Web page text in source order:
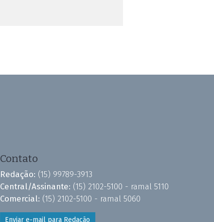
Contato
Redação: (15) 99789-3913
Central/Assinante: (15) 2102-5100 - ramal 5110
Comercial: (15) 2102-5100 - ramal 5060
Enviar e-mail para Redação